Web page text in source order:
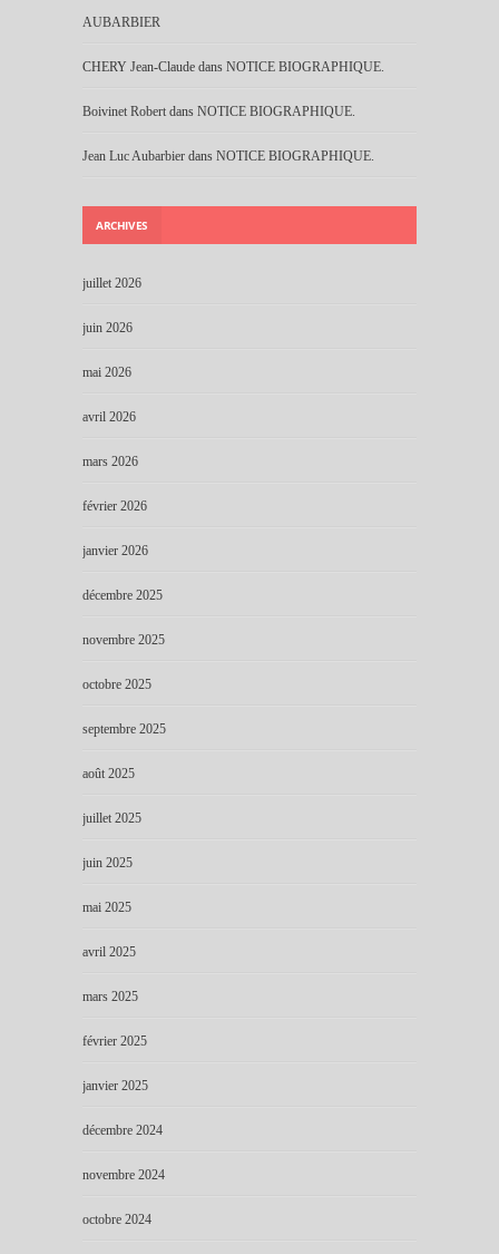
AUBARBIER
CHERY Jean-Claude dans NOTICE BIOGRAPHIQUE.
Boivinet Robert dans NOTICE BIOGRAPHIQUE.
Jean Luc Aubarbier dans NOTICE BIOGRAPHIQUE.
ARCHIVES
juillet 2026
juin 2026
mai 2026
avril 2026
mars 2026
février 2026
janvier 2026
décembre 2025
novembre 2025
octobre 2025
septembre 2025
août 2025
juillet 2025
juin 2025
mai 2025
avril 2025
mars 2025
février 2025
janvier 2025
décembre 2024
novembre 2024
octobre 2024